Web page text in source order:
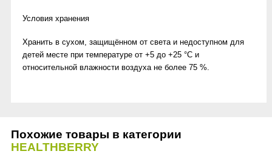
Условия хранения
Хранить в сухом, защищённом от света и недоступном для
детей месте при температуре от +5 до +25 °С и
относительной влажности воздуха не более 75 %.
Похожие товары в категории
HEALTHBERRY